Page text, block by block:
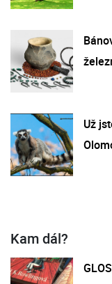
Už
Kam dál?